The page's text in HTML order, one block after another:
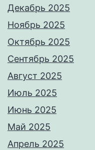
Декабрь 2025
Ноябрь 2025
Октябрь 2025
Сентябрь 2025
Август 2025
Июль 2025
Июнь 2025
Май 2025
Апрель 2025